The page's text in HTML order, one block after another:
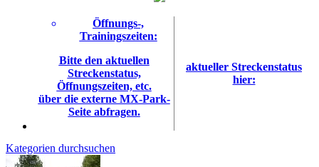
Öffnungs-,
Trainingszeiten:
Bitte den aktuellen
Streckenstatus,
Öffnungszeiten, etc.
über die externe MX-Park-
Seite abfragen.
aktueller Streckenstatus
hier:
Kategorien durchsuchen